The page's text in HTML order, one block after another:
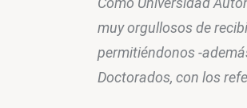
muy orgullosos de
permitiéndonos -
Doctorados, con los